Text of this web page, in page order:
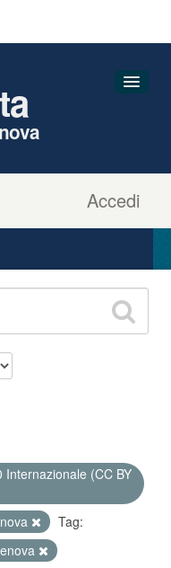
Accedi
(CC BY
Tag: